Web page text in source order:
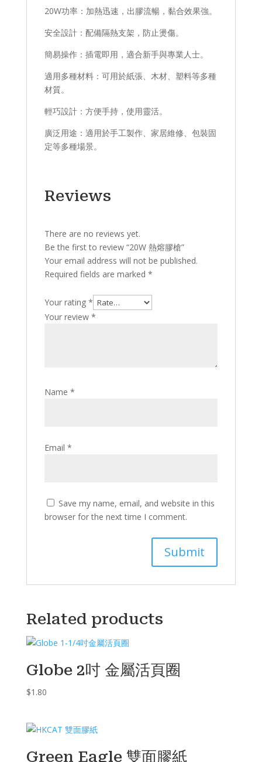
20W功率：加熱迅速，出膠流暢，黏合效果強。
安全設計：配備隔熱支架，防止燙傷。
簡易操作：插電即用，適合新手與專業人士。
適用多種材料：可用於紙張、木材、塑料等多種
材質。
輕巧設計：方便手持，使用靈活。
廣泛用途：適用於手工製作、家居維修、包裝固
定等多種場景。
Reviews
There are no reviews yet.
Be the first to review “20W 熱熔膠槍”
Your email address will not be published.
Required fields are marked *
Your rating *
Your review *
Name *
Email *
Save my name, email, and website in this
browser for the next time I comment.
Related products
Globe 2吋 金屬活頁圈
$1.80
Green Eagle 雙面膠紙